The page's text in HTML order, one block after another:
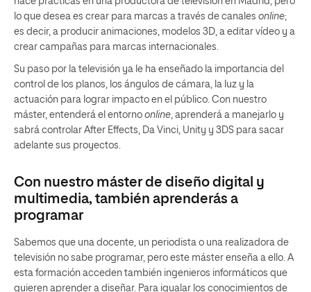
lo que desea es crear para marcas a través de canales online;
es decir, a producir animaciones, modelos 3D, a editar vídeo y a
crear campañas para marcas internacionales.
Su paso por la televisión ya le ha enseñado la importancia del
control de los planos, los ángulos de cámara, la luz y la
actuación para lograr impacto en el público. Con nuestro
máster, entenderá el entorno online, aprenderá a manejarlo y
sabrá controlar After Effects, Da Vinci, Unity y 3DS para sacar
adelante sus proyectos.
Con nuestro máster de diseño digital y
multimedia, también aprenderás a
programar
Sabemos que una docente, un periodista o una realizadora de
televisión no sabe programar, pero este máster enseña a ello. A
esta formación acceden también ingenieros informáticos que
quieren aprender a diseñar. Para igualar los conocimientos de